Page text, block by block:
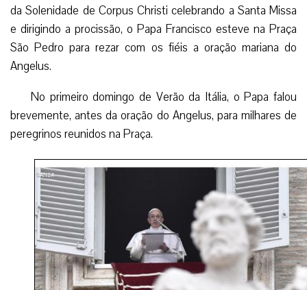
da Solenidade de Corpus Christi celebrando a Santa Missa
e dirigindo a procissão, o Papa Francisco esteve na Praça
São Pedro para rezar com os fiéis a oração mariana do
Angelus.
No primeiro domingo de Verão da Itália, o Papa falou
brevemente, antes da oração do Angelus, para milhares de
peregrinos reunidos na Praça.